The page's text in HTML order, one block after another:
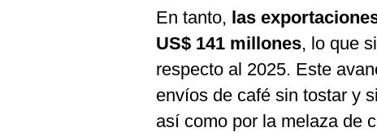
En tanto, las
US$ 141 millones, lo que
respecto al 2025. Este
envíos de café sin tostar y
así como por la melaza de